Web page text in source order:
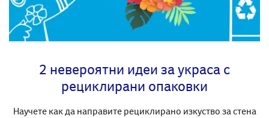
2 невероятни идеи за украса с
рециклирани опаковки
Научете как да направите рециклирано изкуство за стена